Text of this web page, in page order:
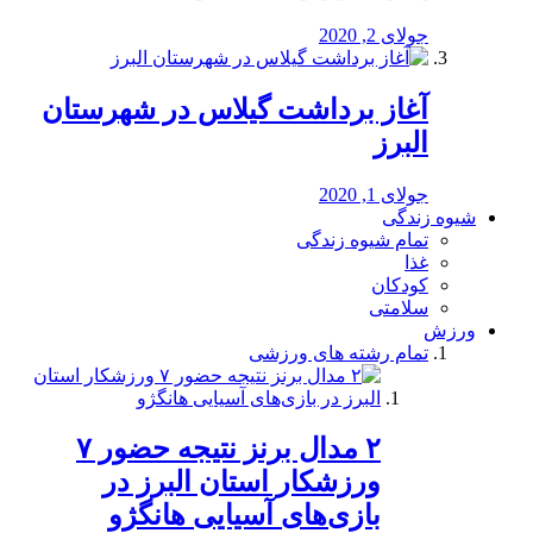
جولای 2, 2020
آغاز برداشت گیلاس در شهرستان
البرز
جولای 1, 2020
شیوه زندگی
تمام شیوه زندگی
غذا
کودکان
سلامتی
ورزش
تمام رشته های ورزشی
۲ مدال برنز نتیجه حضور ۷
ورزشکار استان البرز در
بازی‌های آسیایی هانگژو